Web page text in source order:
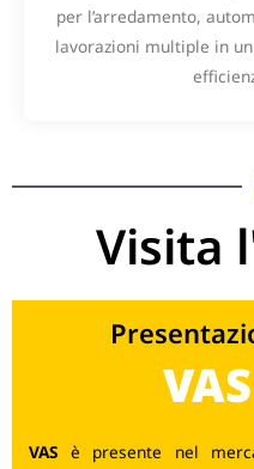
per l’arredamento,
lavorazioni multiple in
Visita
VAS è presente nel